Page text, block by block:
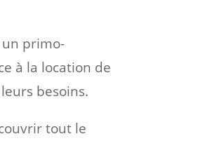
primo-
à la location de
besoins.
tout le